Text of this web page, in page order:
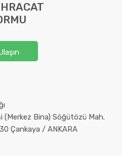
(Merkez Bina) Söğütözü Mah.
Çankaya / ANKARA